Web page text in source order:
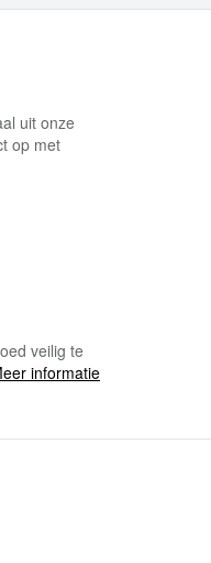
uit onze
op met
veilig te
informatie